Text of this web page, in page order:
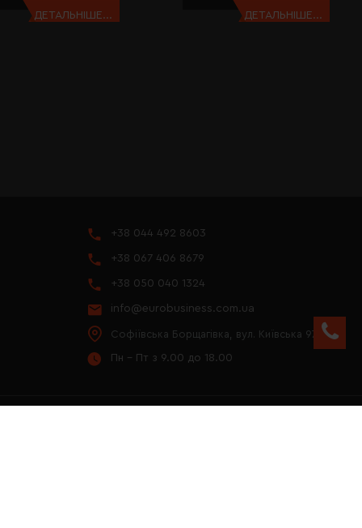
ДЕТАЛЬНІШЕ... ДЕТАЛЬНІШЕ...
+38 044 492 8603
+38 067 406 8679
+38 050 040 1324
info@eurobusiness.com.ua
Софіївська Борщагівка, вул. Київська 97
Пн - Пт з 9.00 до 18.00